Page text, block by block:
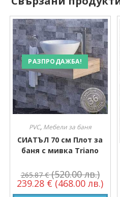
РАЗПРОДАЖБА!
PVC, Мебели за баня
СИАТЪЛ 70 см Плот за
баня с мивка Triano
265.87€ (520.00 лв.)
239.28 € (468.00 лв.)